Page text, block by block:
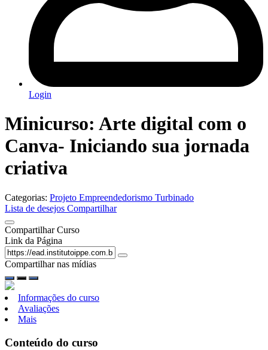
Login
Minicurso: Arte digital com o
Canva- Iniciando sua jornada
criativa
Categorias: Projeto Empreendedorismo Turbinado
Lista de desejos Compartilhar
Compartilhar Curso
Link da Página
Compartilhar nas mídias
Informações do curso
Avaliações
Mais
Conteúdo do curso